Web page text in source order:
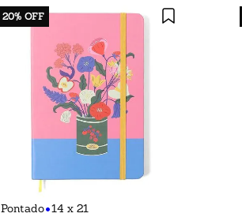
20% OFF
Pontado•14 x 21